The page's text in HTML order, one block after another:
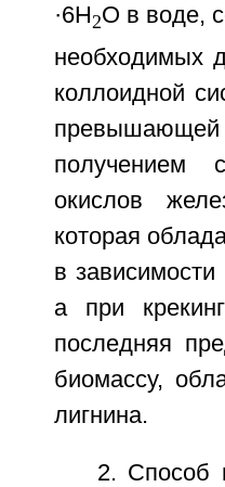
·6H2O в воде,
необходимых
коллоидной
получением
окислов
которая
в зависимости
а при
последняя
биомассу,
лигнина.
2. Способ